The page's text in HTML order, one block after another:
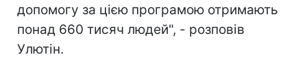
допомогу за цією програмою отримають
понад 660 тисяч людей", - розповів
Улютін.